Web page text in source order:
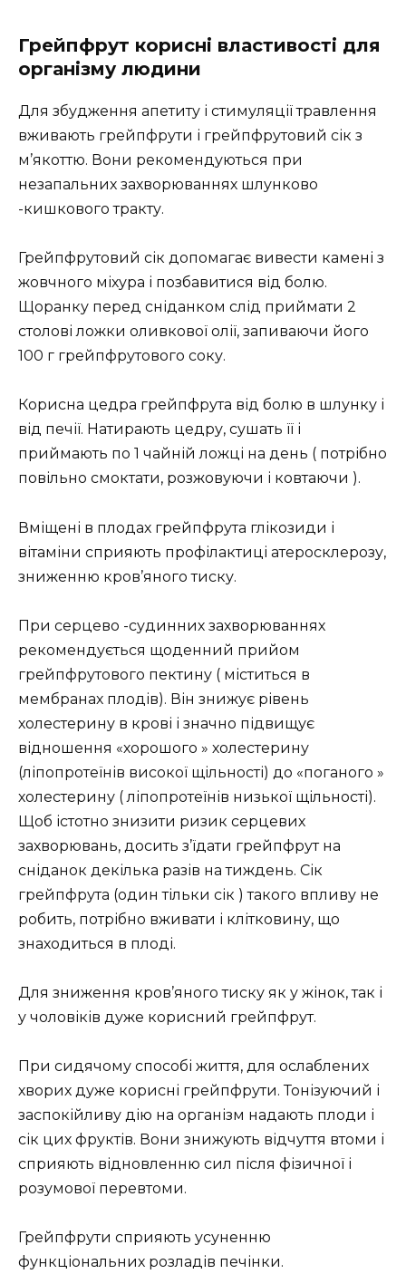
Грейпфрут корисні властивості для
організму людини
Для збудження апетиту і стимуляції травлення
вживають грейпфрути і грейпфрутовий сік з
м’якоттю. Вони рекомендуються при
незапальних захворюваннях шлунково
-кишкового тракту.
Грейпфрутовий сік допомагає вивести камені з
жовчного міхура і позбавитися від болю.
Щоранку перед сніданком слід приймати 2
столові ложки оливкової олії, запиваючи його
100 г грейпфрутового соку.
Корисна цедра грейпфрута від болю в шлунку і
від печії. Натирають цедру, сушать її і
приймають по 1 чайній ложці на день ( потрібно
повільно смоктати, розжовуючи і ковтаючи ).
Вміщені в плодах грейпфрута глікозиди і
вітаміни сприяють профілактиці атеросклерозу,
зниженню кров’яного тиску.
При серцево -судинних захворюваннях
рекомендується щоденний прийом
грейпфрутового пектину ( міститься в
мембранах плодів). Він знижує рівень
холестерину в крові і значно підвищує
відношення «хорошого » холестерину
(ліпопротеїнів високої щільності) до «поганого »
холестерину ( ліпопротеїнів низької щільності).
Щоб істотно знизити ризик серцевих
захворювань, досить з’їдати грейпфрут на
сніданок декілька разів на тиждень. Сік
грейпфрута (один тільки сік ) такого впливу не
робить, потрібно вживати і клітковину, що
знаходиться в плоді.
Для зниження кров’яного тиску як у жінок, так і
у чоловіків дуже корисний грейпфрут.
При сидячому способі життя, для ослаблених
хворих дуже корисні грейпфрути. Тонізуючий і
заспокійливу дію на організм надають плоди і
сік цих фруктів. Вони знижують відчуття втоми і
сприяють відновленню сил після фізичної і
розумової перевтоми.
Грейпфрути сприяють усуненню
функціональних розладів печінки.